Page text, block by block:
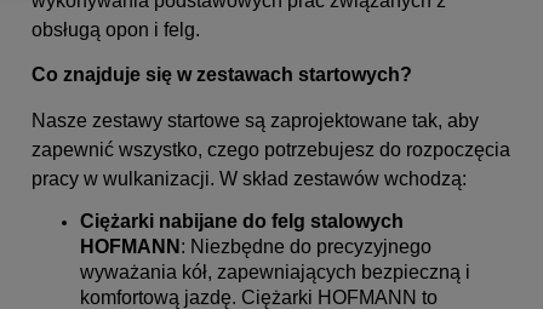
obsługą opon i felg.
Co znajduje się w zestawach startowych?
Nasze zestawy startowe są zaprojektowane tak, aby
zapewnić wszystko, czego potrzebujesz do rozpoczęcia
pracy w wulkanizacji. W skład zestawów wchodzą:
Ciężarki nabijane do felg stalowych
HOFMANN : Niezbędne do precyzyjnego
wyważania kół, zapewniających bezpieczną i
komfortową jazdę. Ciężarki HOFMANN to